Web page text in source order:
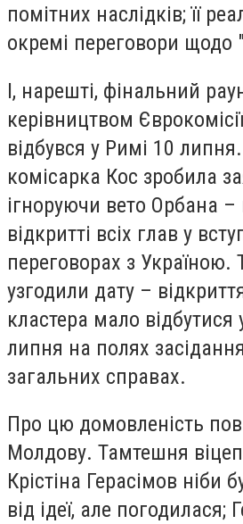
помітних наслідків; її
окремі переговори щодо
І, нарешті, фінальний
керівництвом
відбувся у Римі 10
комісарка Кос зробила
ігноруючи вето Орбана –
відкритті всіх глав у
переговорах з Україною.
узгодили дату –
кластера мало відбутися
липня на полях
загальних справах.
Про цю домовленість
Молдову. Тамтешня
Крістіна Герасімов ніби
від ідеї, але погодилася;